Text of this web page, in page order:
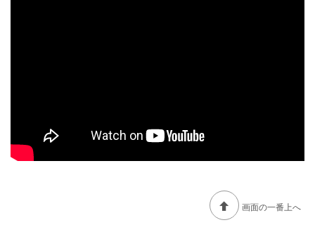
画面の一番上へ